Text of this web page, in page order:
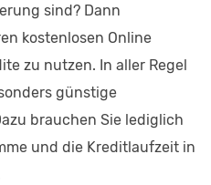
sind? Dann
kostenlosen Online
zu nutzen. In aller Regel
günstige
brauchen Sie lediglich
und die Kreditlaufzeit in